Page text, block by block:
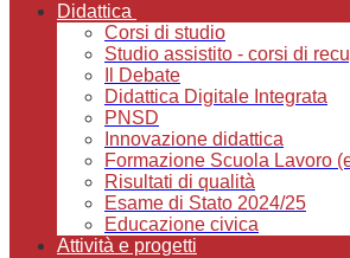
Didattica
Corsi di studio
Studio assistito - corsi di
Il Debate
Didattica Digitale Integrata
PNSD
Innovazione didattica
Formazione Scuola Lavoro
Risultati di qualità
Esame di Stato 2024/25
Educazione civica
Attività e progetti